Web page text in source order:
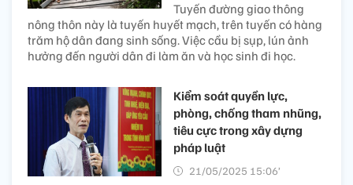
Tuyến đường giao thông
nông thôn này là tuyến huyết mạch, trên tuyến có hàng
trăm hộ dân đang sinh sống. Việc cầu bị sụp, lún ảnh
hưởng đến người dân đi làm ăn và học sinh đi học.
Kiểm soát quyền lực,
phòng, chống tham nhũng,
tiêu cực trong xây dựng
pháp luật
21/05/2025 15:06’